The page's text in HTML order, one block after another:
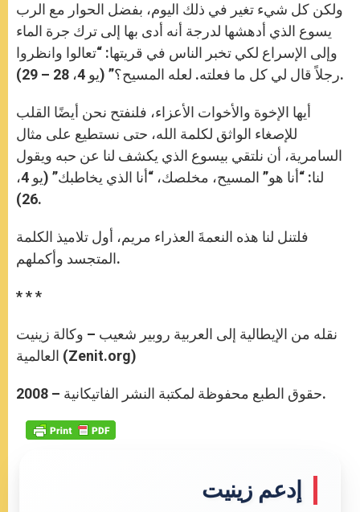
ولكن كل شيء تغير في ذلك اليوم، بفضل الحوار مع الرب
يسوع الذي أدهشها لدرجة أنه أدى بها إلى ترك جرة الماء
وإلى الإسراع لكي تخبر الناس في قريتها: “تعالوا وانظروا
رجلاً قال لي كل ما فعلته. لعله المسيح؟” (يو 4، 28 – 29).
أيها الإخوة والأخوات الأعزاء، فلنفتح نحن أيضًا القلب
للإصغاء الواثق لكلمة الله، حتى نستطيع على مثال
السامرية، أن نلتقي بيسوع الذي يكشف لنا عن حبه ويقول
لنا: “أنا هو” المسيح، مخلصك، “أنا الذي يخاطبك” (يو 4،
26).
فلتنل لنا هذه النعمةَ العذراء مريم، أول تلاميذ الكلمة
المتجسد وأكملهم.
* * *
نقله من الإيطالية إلى العربية روبير شعيب – وكالة زينيت
العالمية (Zenit.org)
حقوق الطبع محفوظة لمكتبة النشر الفاتيكانية – 2008.
إدعم زينيت